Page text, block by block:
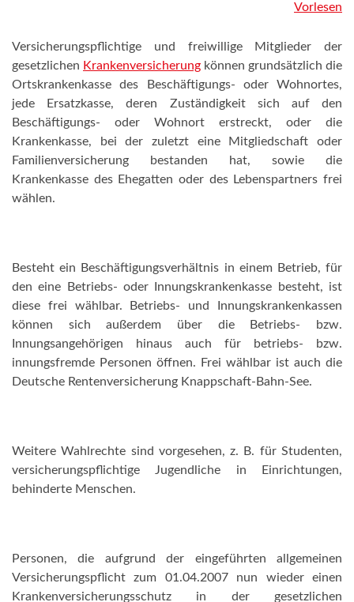
Vorlesen
Versicherungspflichtige und freiwillige Mitglieder der
gesetzlichen Krankenversicherung können grundsätzlich die
Ortskrankenkasse des Beschäftigungs- oder Wohnortes,
jede Ersatzkasse, deren Zuständigkeit sich auf den
Beschäftigungs- oder Wohnort erstreckt, oder die
Krankenkasse, bei der zuletzt eine Mitgliedschaft oder
Familienversicherung bestanden hat, sowie die
Krankenkasse des Ehegatten oder des Lebenspartners frei
wählen.
Besteht ein Beschäftigungsverhältnis in einem Betrieb, für
den eine Betriebs- oder Innungskrankenkasse besteht, ist
diese frei wählbar. Betriebs- und Innungskrankenkassen
können sich außerdem über die Betriebs- bzw.
Innungsangehörigen hinaus auch für betriebs- bzw.
innungsfremde Personen öffnen. Frei wählbar ist auch die
Deutsche Rentenversicherung Knappschaft-Bahn-See.
Weitere Wahlrechte sind vorgesehen, z. B. für Studenten,
versicherungspflichtige Jugendliche in Einrichtungen,
behinderte Menschen.
Personen, die aufgrund der eingeführten allgemeinen
Versicherungspflicht zum 01.04.2007 nun wieder einen
Krankenversicherungsschutz in der gesetzlichen